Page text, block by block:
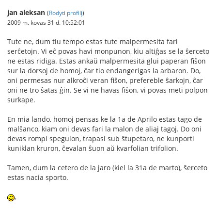
jan aleksan (Rodyti profilį)
2009 m. kovas 31 d. 10:52:01
Tute ne, dum tiu tempo estas tute malpermesita fari
serĉetojn. Vi eĉ povas havi monpunon, kiu altiĝas se la ŝerceto
ne estas ridiga. Estas ankaŭ malpermesita glui paperan fiŝon
sur la dorsoj de homoj, ĉar tio endangerigas la arbaron. Do,
oni permesas nur alkroĉi veran fiŝon, prefereble ŝarkojn, ĉar
oni ne tro ŝatas ĝin. Se vi ne havas fiŝon, vi povas meti polpon
surkape.
En mia lando, homoj pensas ke la 1a de Aprilo estas tago de
malŝanco, kiam oni devas fari la malon de aliaj tagoj. Do oni
devas rompi spegulon, trapasi sub ŝtupetaro, ne kunporti
kuniklan kruron, ĉevalan ŝuon aŭ kvarfolian trifolion.
Tamen, dum la cetero de la jaro (kiel la 31a de marto), ŝerceto
estas nacia sporto.
,